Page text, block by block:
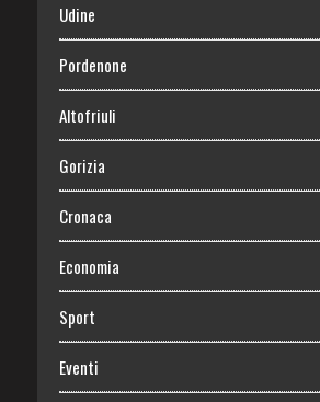
Udine
Pordenone
Altofriuli
Gorizia
Cronaca
Economia
Sport
Eventi